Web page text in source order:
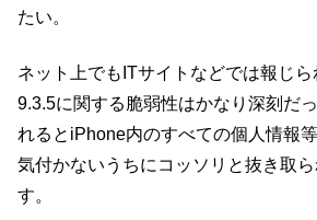
たい。
ネット上でもITサイトなどでは報じ
9.3.5に関する脆弱性はかなり深刻だ
れるとiPhone内のすべての個人情報
気付かないうちにコッソリと抜き取
す。